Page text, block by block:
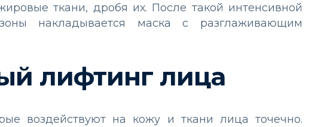
ткани, дробя их. После такой интенсивной
накладывается маска с разглаживающим
лифтинг лица
воздействуют на кожу и ткани лица точечно.